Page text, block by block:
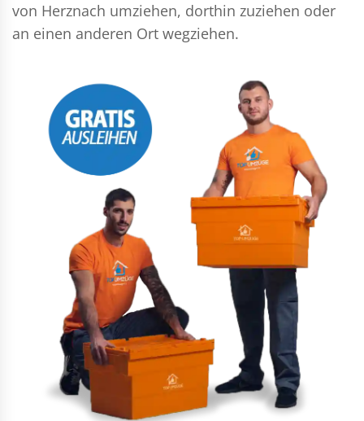
von Herznach umziehen, dorthin zuziehen oder
an einen anderen Ort wegziehen.